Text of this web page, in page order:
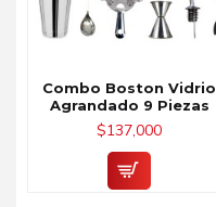
Combo Boston Vidrio
Agrandado 9 Piezas
$137,000